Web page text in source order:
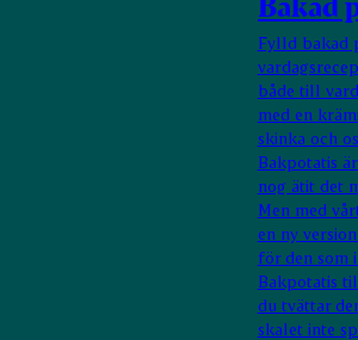
Fylld bakad
både till
med en
skinka och
Bakpotatis
nog ätit det
Men med
en ny
för den som
Bakpotatis
du tvättar
skalet inte